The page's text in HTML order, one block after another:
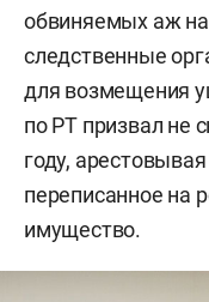
обвиняемых аж
следственные
для возмещения
по РТ призвал не
году,
переписанное на
имущество.